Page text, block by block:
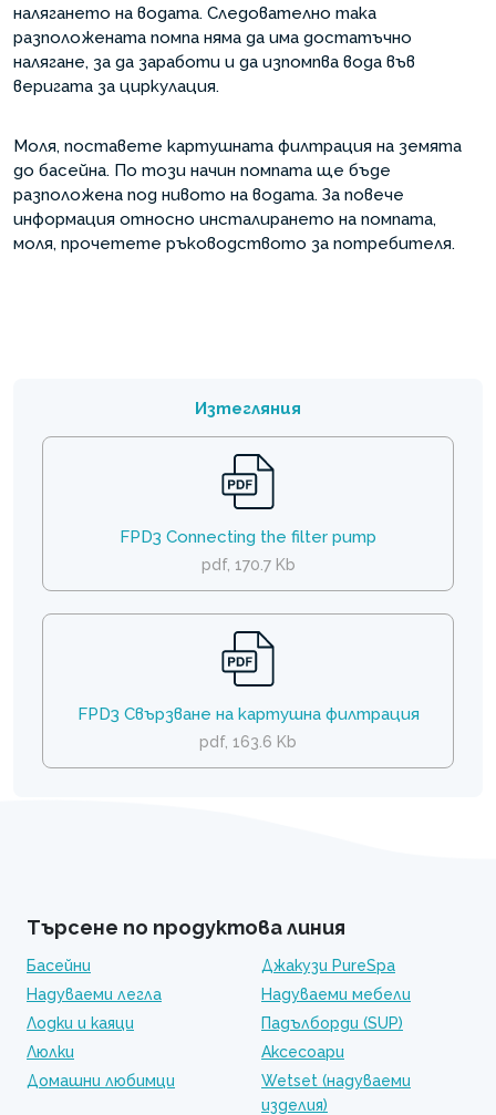
налягането на водата. Следователно така
разположената помпа няма да има достатъчно
налягане, за да заработи и да изпомпва вода във
веригата за циркулация.
Моля, поставете картушната филтрация на земята
до басейна. По този начин помпата ще бъде
разположена под нивото на водата. За повече
информация относно инсталирането на помпата,
моля, прочетете ръководството за потребителя.
Изтегляния
FPD3 Connecting the filter pump
pdf, 170.7 Kb
FPD3 Свързване на картушна филтрация
pdf, 163.6 Kb
Търсене по продуктова линия
Басейни
Джакузи PureSpa
Надуваеми легла
Надуваеми мебели
Лодки и каяци
Падълборди (SUP)
Люлки
Аксесоари
Домашни любимци
Wetset (надуваеми
изделия)